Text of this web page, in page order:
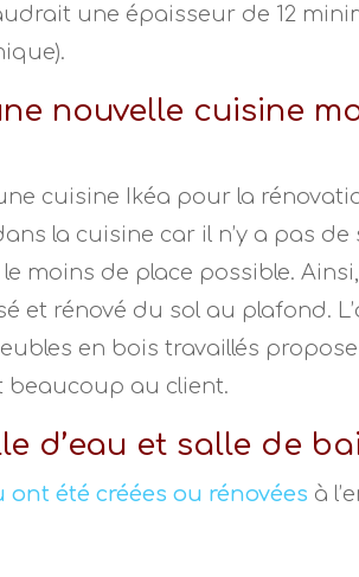
une épaisseur de 12
nouvelle cuisine
cuisine Ikéa pour la
la cuisine car il n’y a pas
moins de place possible.
et rénové du sol au plafond.
en bois travaillés
beaucoup au client.
d’eau et salle de
ont été créées ou rénovées à